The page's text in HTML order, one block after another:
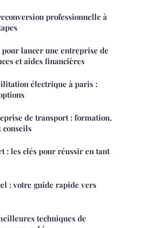
professionnelle à
lancer une entreprise de
et aides financières
électrique à paris :
de transport : formation,
conseils
: les clés pour réussir en tant
: votre guide rapide vers
techniques de